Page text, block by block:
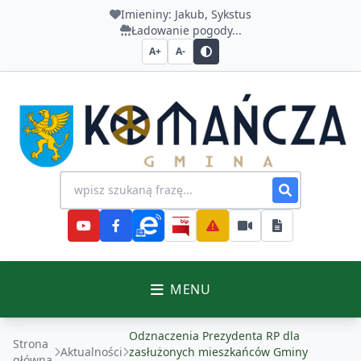
Imieniny: Jakub, Sykstus
Ładowanie pogody...
A+ A-
Urząd Gminy Komańcza
Wyszukiwanie na stronie
MENU
Strona
Aktualności
Odznaczenia Prezydenta RP dla
zasłużonych mieszkańców Gminy